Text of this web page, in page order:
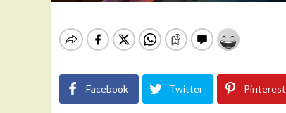
Facebook Twitter Pinterest